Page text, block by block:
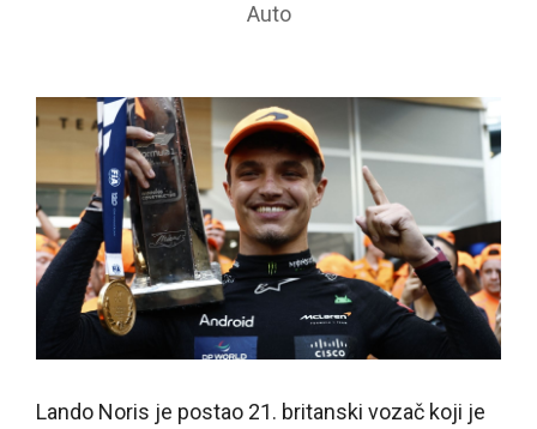
Auto
Lando Noris je postao 21. britanski vozač koji je